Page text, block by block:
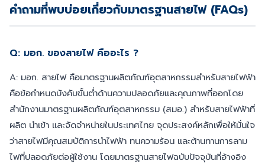
คำถามที่พบบ่อยเกี่ยวกับมาตรฐานสายไฟ (FAQs)
Q: มอก. ของสายไฟ คืออะไร ?
A: มอก. สายไฟ คือมาตรฐานผลิตภัณฑ์อุตสาหกรรมสำหรับสายไฟฟ้า
คือข้อกำหนดบังคับขั้นต่ำด้านความปลอดภัยและคุณภาพที่ออกโดย
สำนักงานมาตรฐานผลิตภัณฑ์อุตสาหกรรม (สมอ.) สำหรับสายไฟฟ้าที่
ผลิต นำเข้า และจัดจำหน่ายในประเทศไทย จุดประสงค์หลักเพื่อให้มั่นใจ
ว่าสายไฟมีคุณสมบัติการนำไฟฟ้า ทนความร้อน และต้านทานการลาม
ไฟที่ปลอดภัยต่อผู้ใช้งาน โดยมาตรฐานสายไฟฉบับปัจจุบันที่อ้างอิง